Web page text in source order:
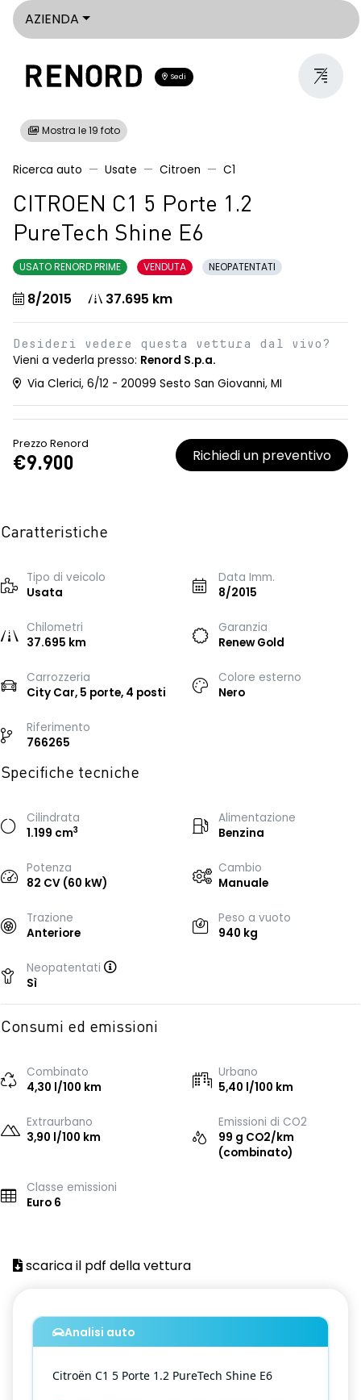
AZIENDA
Sedi
Mostra le 19 foto
Ricerca auto Usate Citroen C1
CITROEN C1 5 Porte 1.2
PureTech Shine E6
USATO RENORD PRIME VENDUTA NEOPATENTATI
8/2015 37.695 km
Desideri vedere questa vettura dal vivo?
Vieni a vederla presso: Renord S.p.a.
Via Clerici, 6/12 - 20099 Sesto San Giovanni, MI
Prezzo Renord
€9.900 Richiedi un preventivo
Caratteristiche
Tipo di veicolo
Usata
Data Imm.
8/2015
Chilometri
37.695 km
Garanzia
Renew Gold
Carrozzeria
City Car, 5 porte, 4 posti
Colore esterno
Nero
Riferimento
766265
Specifiche tecniche
Cilindrata
1.199 cm3
Alimentazione
Benzina
Potenza
82 CV (60 kW)
Cambio
Manuale
Trazione
Anteriore
Peso a vuoto
940 kg
Neopatentati
Sì
Consumi ed emissioni
Combinato
4,30 l/100 km
Urbano
5,40 l/100 km
Extraurbano
3,90 l/100 km
Emissioni di CO2
99 g CO2/km
(combinato)
Classe emissioni
Euro 6
scarica il pdf della vettura
Analisi auto
Citroën C1 5 Porte 1.2 PureTech Shine E6